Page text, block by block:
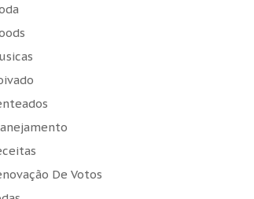
De Votos